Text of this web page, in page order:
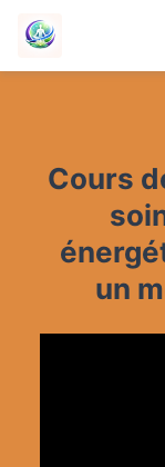
Cours
un